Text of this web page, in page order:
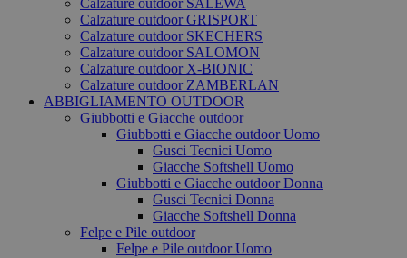
Calzature outdoor SALEWA
Calzature outdoor GRISPORT
Calzature outdoor SKECHERS
Calzature outdoor SALOMON
Calzature outdoor X-BIONIC
Calzature outdoor ZAMBERLAN
ABBIGLIAMENTO OUTDOOR
Giubbotti e Giacche outdoor
Giubbotti e Giacche outdoor Uomo
Gusci Tecnici Uomo
Giacche Softshell Uomo
Giubbotti e Giacche outdoor Donna
Gusci Tecnici Donna
Giacche Softshell Donna
Felpe e Pile outdoor
Felpe e Pile outdoor Uomo